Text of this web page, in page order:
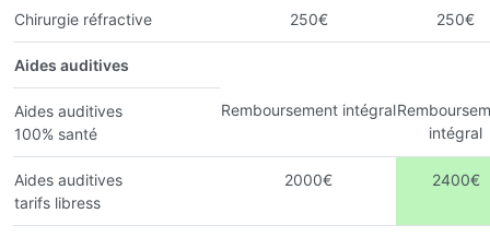
Chirurgie réfractive 250€ 250€
Aides auditives
Aides auditives
100% santé
Remboursement intégral
intégral
Aides auditives
tarifs libress
2000€ 2400€